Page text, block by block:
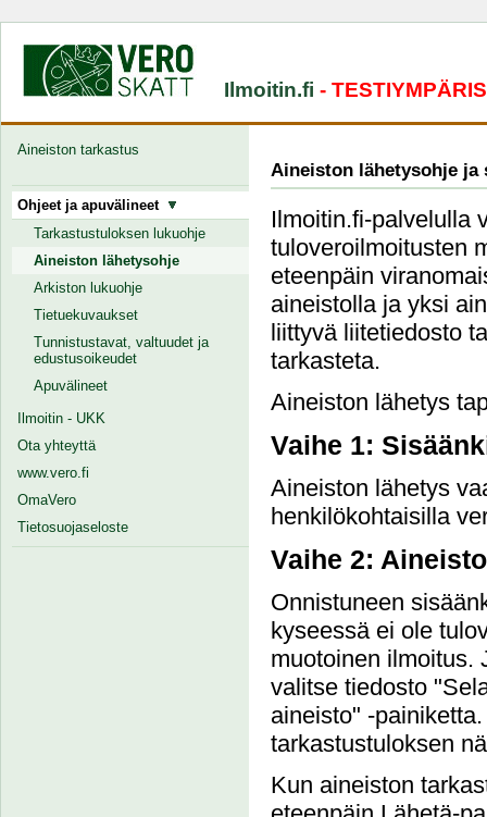
Ilmoitin.fi -
Aineiston tarkastus
Ohjeet ja apuvälineet
Tarkastustuloksen lukuohje
Aineiston lähetysohje
Arkiston lukuohje
Tietuekuvaukset
Tunnistustavat, valtuudet ja
edustusoikeudet
Apuvälineet
Ilmoitin - UKK
Ota yhteyttä
www.vero.fi
OmaVero
Tietosuojaseloste
Aineiston lähetysohje ja
Ilmoitin.fi-palvelulla
tuloveroilmoitusten
eteenpäin
aineistolla ja yksi
liittyvä liitetiedosto
tarkasteta.
Aineiston lähetys
Vaihe 1:
Aineiston lähetys
henkilökohtaisilla
Vaihe 2:
Onnistuneen
kyseessä ei ole
muotoinen ilmoitus.
valitse tiedosto
aineisto" -
tarkastustuloksen
Kun aineiston